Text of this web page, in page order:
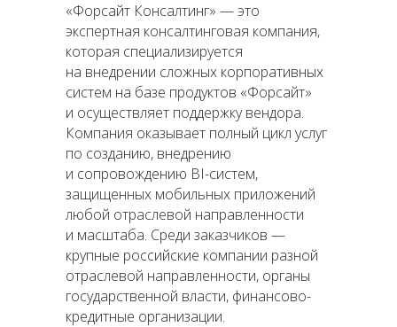
«Форсайт Консалтинг» — это
экспертная консалтинговая компания,
которая специализируется
на внедрении сложных корпоративных
систем на базе продуктов «Форсайт»
и осуществляет поддержку вендора.
Компания оказывает полный цикл услуг
по созданию, внедрению
и сопровождению BI-систем,
защищенных мобильных приложений
любой отраслевой направленности
и масштаба. Среди заказчиков —
крупные российские компании разной
отраслевой направленности, органы
государственной власти, финансово-
кредитные организации.